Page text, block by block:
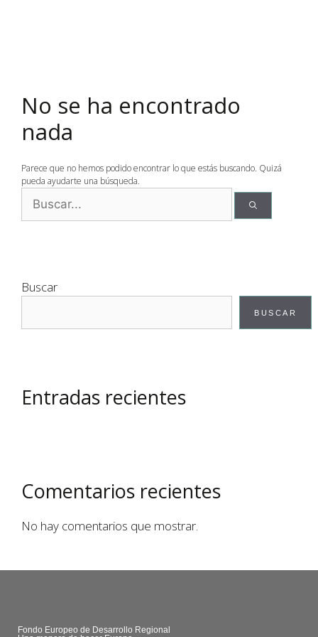
No se ha encontrado
nada
Parece que no hemos podido encontrar lo que estás buscando. Quizá
pueda ayudarte una búsqueda.
Buscar
BUSCAR
Entradas recientes
Comentarios recientes
No hay comentarios que mostrar.
Fondo Europeo de Desarrollo Regional